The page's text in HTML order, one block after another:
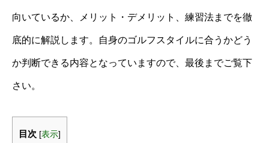
向いているか、メリット・デメリット、練習法までを徹
底的に解説します。自身のゴルフスタイルに合うかどう
か判断できる内容となっていますので、最後までご覧下
さい。
目次 [表示]